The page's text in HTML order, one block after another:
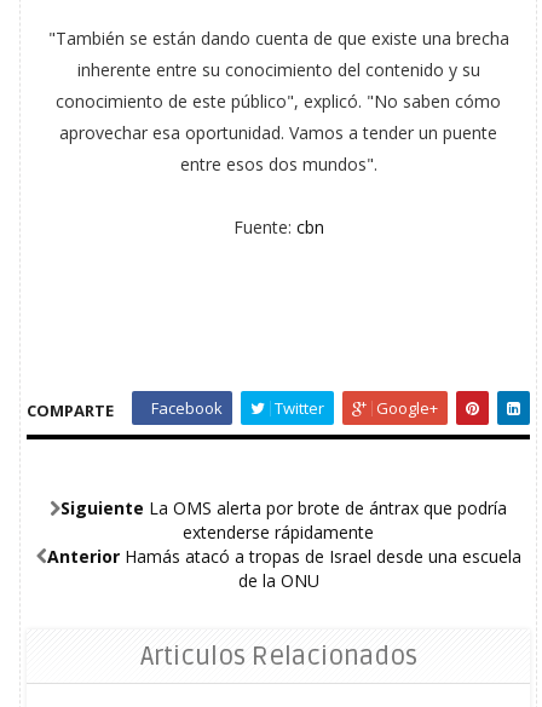
"También se están dando cuenta de que existe una brecha
inherente entre su conocimiento del contenido y su
conocimiento de este público", explicó. "No saben cómo
aprovechar esa oportunidad. Vamos a tender un puente
entre esos dos mundos".
Fuente: cbn
COMPARTE Facebook Twitter Google+
Siguiente La OMS alerta por brote de ántrax que podría
extenderse rápidamente
Anterior Hamás atacó a tropas de Israel desde una escuela
de la ONU
Articulos Relacionados